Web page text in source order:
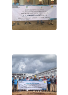
WN
KARO
SIMALUNGUN
WN
LABUHANBATU